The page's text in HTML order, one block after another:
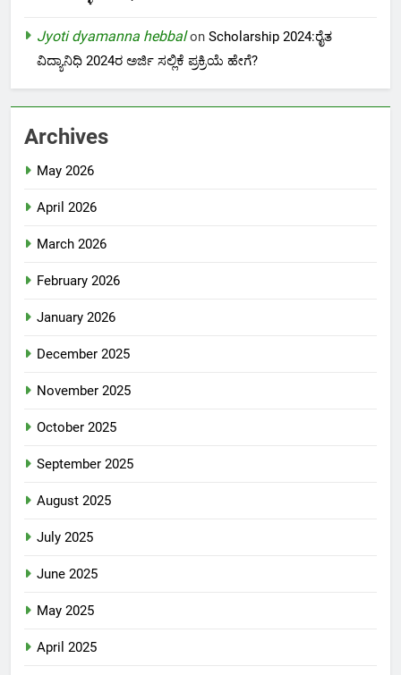
Jyoti dyamanna hebbalon Scholarship 2024:ರೈತ
ವಿದ್ಯಾನಿಧಿ 2024ರ ಅರ್ಜಿ ಸಲ್ಲಿಕೆ ಪ್ರಕ್ರಿಯೆ ಹೇಗೆ?
Archives
May 2026
April 2026
March 2026
February 2026
January 2026
December 2025
November 2025
October 2025
September 2025
August 2025
July 2025
June 2025
May 2025
April 2025